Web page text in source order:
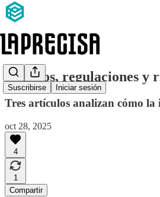
Suscribirse Iniciar sesión
Desafíos, regulaciones y
Tres artículos analizan cómo
oct 28, 2025
4
1
Compartir